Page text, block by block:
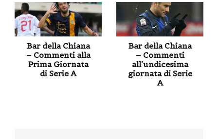
Bar della Chiana
– Commenti alla
Prima Giornata
di Serie A
Bar della Chiana
– Commenti
all’undicesima
giornata di Serie
A